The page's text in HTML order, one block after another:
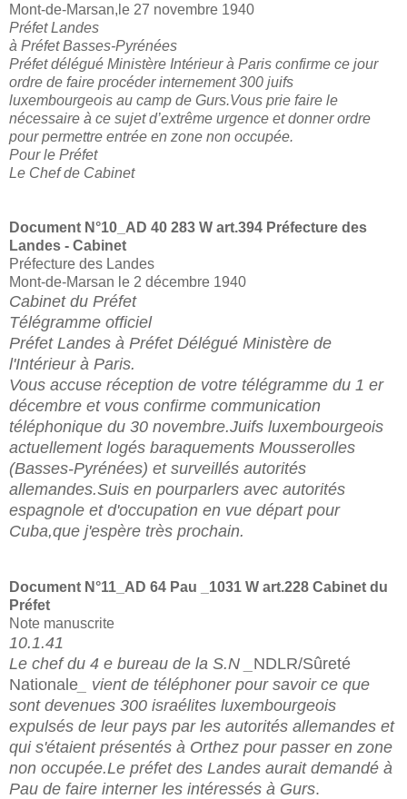
Mont-de-Marsan,le 27 novembre 1940
Préfet Landes
à Préfet Basses-Pyrénées
Préfet délégué Ministère Intérieur à Paris confirme ce jour
ordre de faire procéder internement 300 juifs
luxembourgeois au camp de Gurs.Vous prie faire le
nécessaire à ce sujet d’extrême urgence et donner ordre
pour permettre entrée en zone non occupée.
Pour le Préfet
Le Chef de Cabinet
Document N°10_ AD 40 283 W art.394 Préfecture des
Landes - Cabinet
Préfecture des Landes
Mont-de-Marsan le 2 décembre 1940
Cabinet du Préfet
Télégramme officiel
Préfet Landes à Préfet Délégué Ministère de
l'Intérieur à Paris.
Vous accuse réception de votre télégramme du 1 er
décembre et vous confirme communication
téléphonique du 30 novembre.Juifs luxembourgeois
actuellement logés baraquements Mousserolles
(Basses-Pyrénées) et surveillés autorités
allemandes.Suis en pourparlers avec autorités
espagnole et d'occupation en vue départ pour
Cuba,que j'espère très prochain.
Document N°11_ AD 64 Pau _1031 W art.228 Cabinet du
Préfet
Note manuscrite
10.1.41
Le chef du 4 e bureau de la S.N _ NDLR/Sûreté
Nationale _ vient de téléphoner pour savoir ce que
sont devenues 300 israélites luxembourgeois
expulsés de leur pays par les autorités allemandes et
qui s'étaient présentés à Orthez pour passer en zone
non occupée.Le préfet des Landes aurait demandé à
Pau de faire interner les intéressés à Gurs.